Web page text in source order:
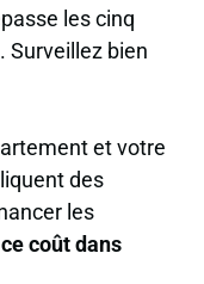
les cinq
Surveillez bien
et votre
des
les
coût dans